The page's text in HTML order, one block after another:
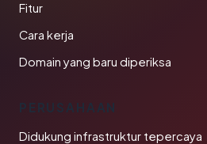
Fitur
Cara kerja
Domain yang baru diperiksa
PERUSAHAAN
Didukung infrastruktur tepercaya